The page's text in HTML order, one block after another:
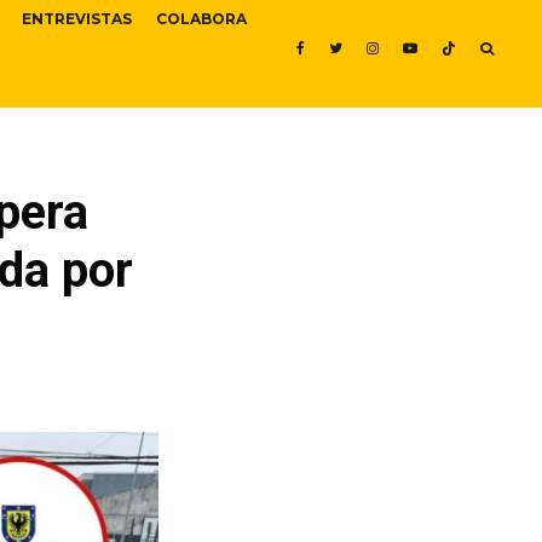
ENTREVISTAS COLABORA
por